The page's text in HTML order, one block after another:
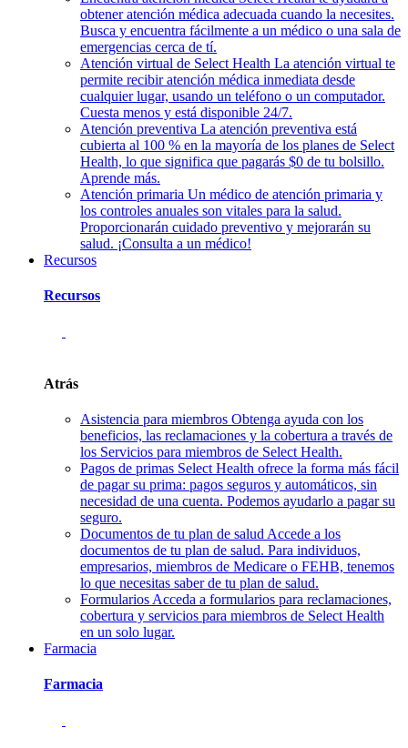
obtener atención médica adecuada cuando la necesites.
Busca y encuentra fácilmente a un médico o una sala de
emergencias cerca de tí.
Atención virtual de Select Health La atención virtual te
permite recibir atención médica inmediata desde
cualquier lugar, usando un teléfono o un computador.
Cuesta menos y está disponible 24/7.
Atención preventiva La atención preventiva está
cubierta al 100 % en la mayoría de los planes de Select
Health, lo que significa que pagarás $0 de tu bolsillo.
Aprende más.
Atención primaria Un médico de atención primaria y
los controles anuales son vitales para la salud.
Proporcionarán cuidado preventivo y mejorarán su
salud. ¡Consulta a un médico!
Recursos
Recursos
Atrás
Asistencia para miembros Obtenga ayuda con los
beneficios, las reclamaciones y la cobertura a través de
los Servicios para miembros de Select Health.
Pagos de primas Select Health ofrece la forma más fácil
de pagar su prima: pagos seguros y automáticos, sin
necesidad de una cuenta. Podemos ayudarlo a pagar su
seguro.
Documentos de tu plan de salud Accede a los
documentos de tu plan de salud. Para individuos,
empresarios, miembros de Medicare o FEHB, tenemos
lo que necesitas saber de tu plan de salud.
Formularios Acceda a formularios para reclamaciones,
cobertura y servicios para miembros de Select Health
en un solo lugar.
Farmacia
Farmacia